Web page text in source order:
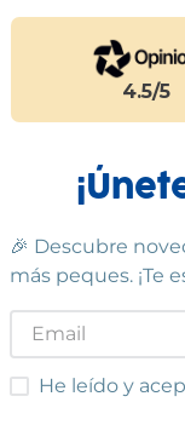
4.5/5
🎉 Descubre
más peques. ¡Te
He leído y acepto
He leído y